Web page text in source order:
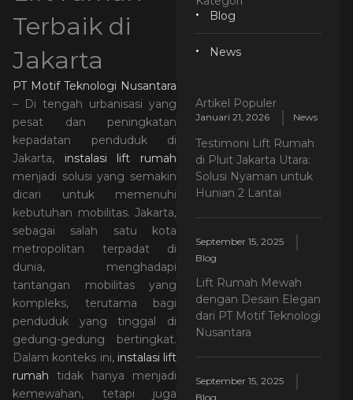
Terbaik di
Jakarta
PT Motif Teknologi Nusantara
– Di tengah urbanisasi yang
pesat dan peningkatan
kepadatan penduduk di
Jakarta, instalasi lift rumah
menjadi solusi yang semakin
dicari untuk memenuhi
kebutuhan mobilitas. Jakarta,
sebagai salah satu kota
metropolitan terpadat di
dunia, menghadapi
tantangan mobilitas yang
kompleks, terutama bagi
penduduk yang tinggal di
gedung-gedung bertingkat.
Dalam konteks ini, instalasi lift
rumah tidak hanya menjadi
kemewahan, tetapi juga
Blog
News
Artikel Populer
Testimoni Lift Rumah
di Pluit Jakarta Utara:
Solusi Nyaman untuk
Hunian 2 Lantai
Januari 21, 2026 News
Lift Rumah Mewah
dengan Desain Elegan
dari PT Motif Teknologi
Nusantara
September 15, 2025
Blog
September 15, 2025
Blog